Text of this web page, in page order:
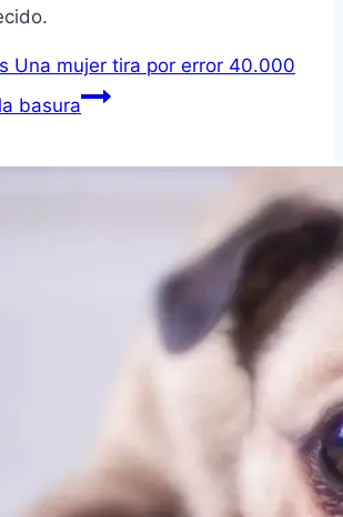
Una mujer tira por error 40.000
basura